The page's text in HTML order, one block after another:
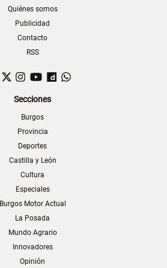
Quiénes somos
Publicidad
Contacto
RSS
Facebook
TwitterInstagram
YouTubeDailymotion
Secciones
Burgos
Provincia
Deportes
Castilla y León
Cultura
Especiales
Burgos Motor Actual
La Posada
Mundo Agrario
Innovadores
Opinión